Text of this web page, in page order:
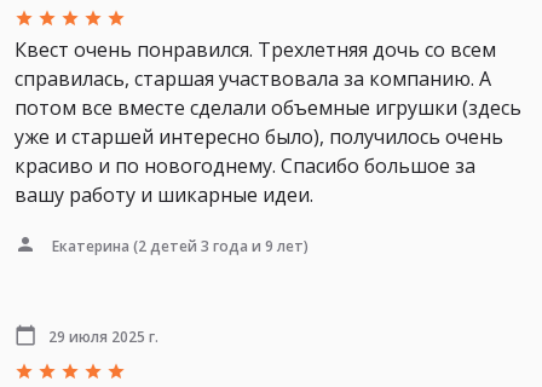
Квест очень понравился. Трехлетняя дочь со всем
справилась, старшая участвовала за компанию. А
потом все вместе сделали объемные игрушки (здесь
уже и старшей интересно было), получилось очень
красиво и по новогоднему. Спасибо большое за
вашу работу и шикарные идеи.
Екатерина (2 детей 3 года и 9 лет)
29 июля 2025 г.